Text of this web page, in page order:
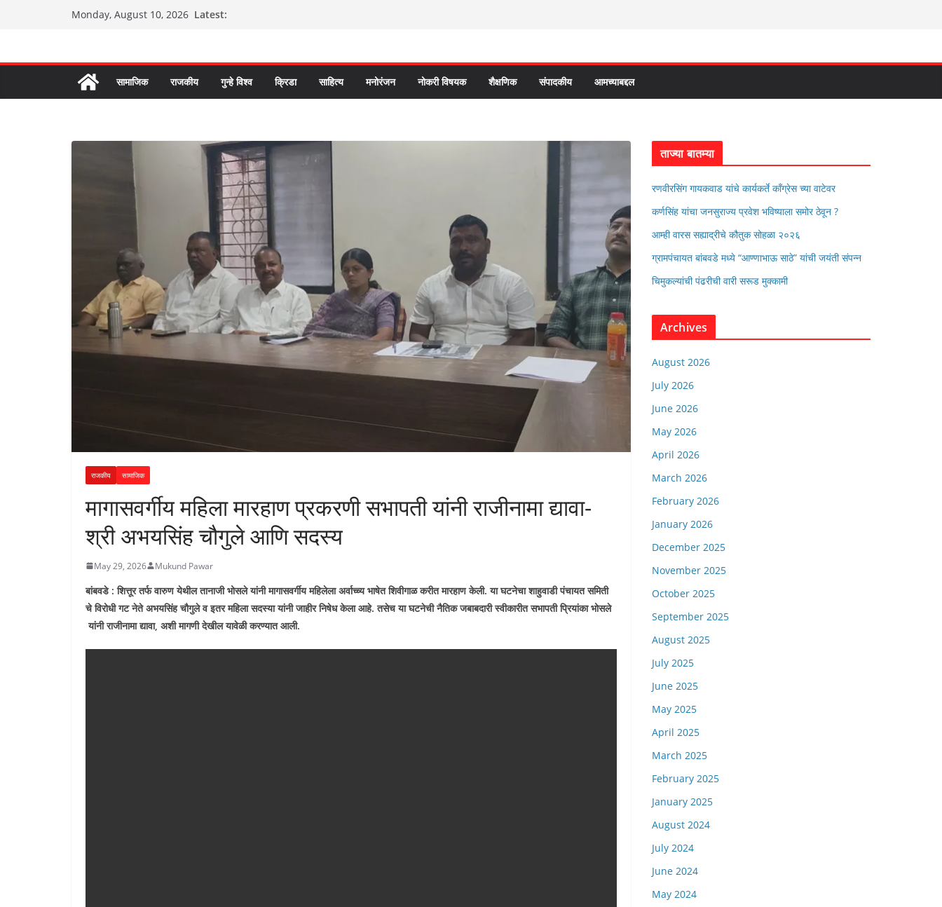
Monday, August 10, 2026 Latest:
सामाजिक राजकीय गुन्हे विश्व क्रिडा साहित्य मनोरंजन नोकरी विषयक शैक्षणिक संपादकीय आमच्याबद्दल
राजकीय सामाजिक
मागासवर्गीय महिला मारहाण प्रकरणी सभापती यांनी राजीनामा द्यावा-
श्री अभयसिंह चौगुले आणि सदस्य
May 29, 2026 Mukund Pawar
बांबवडे : शित्तूर तर्फ वारुण येथील तानाजी भोसले यांनी मागासवर्गीय महिलेला अर्वाच्च्य भाषेत शिवीगाळ करीत मारहाण केली. या घटनेचा शाहुवाडी पंचायत समिती
चे विरोधी गट नेते अभयसिंह चौगुले व इतर महिला सदस्या यांनी जाहीर निषेध केला आहे. तसेच या घटनेची नैतिक जबाबदारी स्वीकारीत सभापती प्रियांका भोसले
यांनी राजीनामा द्यावा, अशी मागणी देखील यावेळी करण्यात आली.
ताज्या बातम्या
रणवीरसिंग गायकवाड यांचे कार्यकर्ते कॉंग्रेस च्या वाटेवर
कर्णसिंह यांचा जनसुराज्य प्रवेश भविष्याला समोर ठेवून ?
आम्ही वारस सह्याद्रीचे कौतुक सोहळा २०२६
ग्रामपंचायत बांबवडे मध्ये “आण्णाभाऊ साठे” यांची जयंती संपन्न
चिमुकल्यांची पंढरीची वारी सरूड मुक्कामी
Archives
August 2026
July 2026
June 2026
May 2026
April 2026
March 2026
February 2026
January 2026
December 2025
November 2025
October 2025
September 2025
August 2025
July 2025
June 2025
May 2025
April 2025
March 2025
February 2025
January 2025
August 2024
July 2024
June 2024
May 2024